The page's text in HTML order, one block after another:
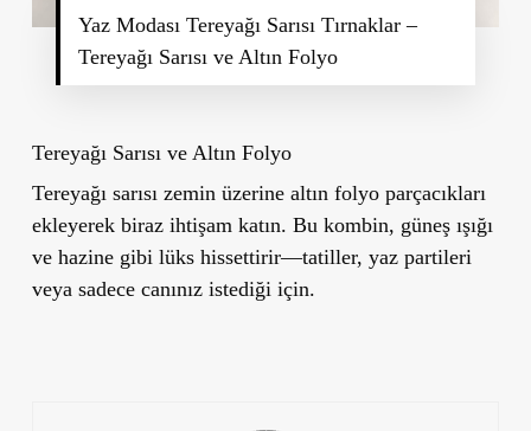
Yaz Modası Tereyağı Sarısı Tırnaklar –
Tereyağı Sarısı ve Altın Folyo
Tereyağı Sarısı ve Altın Folyo
Tereyağı sarısı zemin üzerine altın folyo parçacıkları
ekleyerek biraz ihtişam katın. Bu kombin, güneş ışığı
ve hazine gibi lüks hissettirir—tatiller, yaz partileri
veya sadece canınız istediği için.